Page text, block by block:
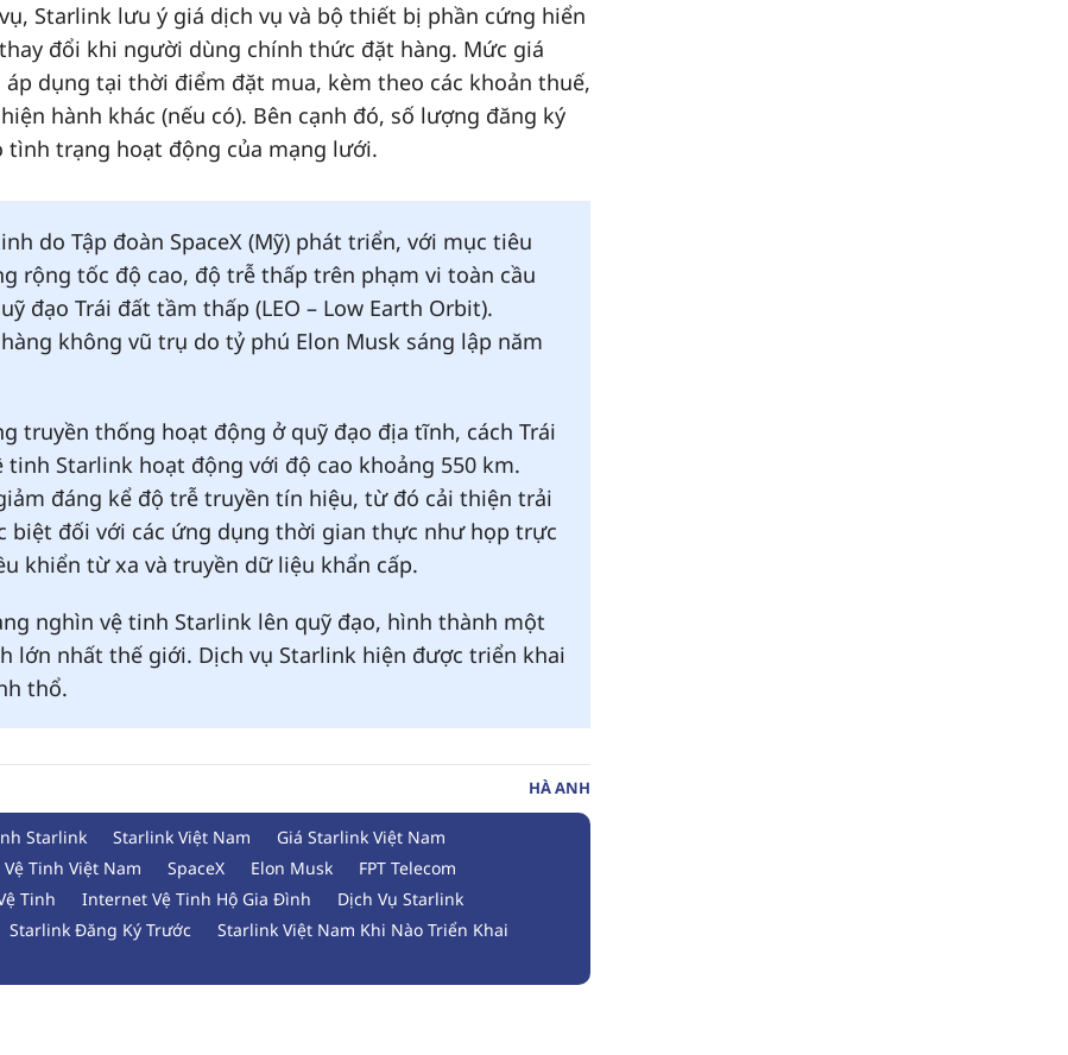
Starlink lưu ý giá dịch vụ và bộ thiết bị phần cứng hiển
đổi khi người dùng chính thức đặt hàng. Mức giá
dụng tại thời điểm đặt mua, kèm theo các khoản thuế,
hành khác (nếu có). Bên cạnh đó, số lượng đăng ký
trạng hoạt động của mạng lưới.
do Tập đoàn SpaceX (Mỹ) phát triển, với mục tiêu
rộng tốc độ cao, độ trễ thấp trên phạm vi toàn cầu
đạo Trái đất tầm thấp (LEO – Low Earth Orbit).
không vũ trụ do tỷ phú Elon Musk sáng lập năm
truyền thống hoạt động ở quỹ đạo địa tĩnh, cách Trái
tinh Starlink hoạt động với độ cao khoảng 550 km.
đáng kể độ trễ truyền tín hiệu, từ đó cải thiện trải
biệt đối với các ứng dụng thời gian thực như họp trực
khiển từ xa và truyền dữ liệu khẩn cấp.
nghìn vệ tinh Starlink lên quỹ đạo, hình thành một
lớn nhất thế giới. Dịch vụ Starlink hiện được triển khai
thổ.
HÀ ANH
Starlink Starlink Việt Nam
Giá Starlink Việt Nam
Tinh Việt Nam SpaceX Elon Musk
FPT Telecom
Tinh Internet Vệ Tinh Hộ Gia Đình
Dịch Vụ Starlink
Starlink Đăng Ký Trước
Starlink Việt Nam Khi Nào Triển Khai